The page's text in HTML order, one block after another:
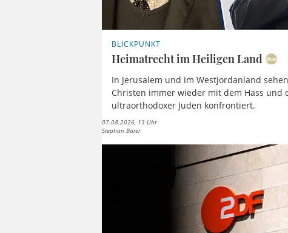
BLICKPUNKT
Heimatrecht im Heiligen Land
In Jerusalem und im Westjordanland
Christen immer wieder mit dem Hass und
ultraorthodoxer Juden konfrontiert.
07.08.2026, 13 Uhr
Stephan Baier